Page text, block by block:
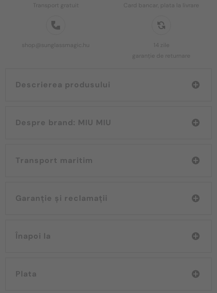
Transport gratuit Card bancar, plata la livrare
shop@sunglassmagic.hu
14 zile
garanție de returnare
Descrierea produsului
Despre brand: MIU MIU
Transport maritim
Garanție și reclamații
Înapoi la
Plata